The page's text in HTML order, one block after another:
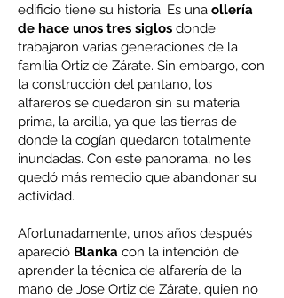
edificio tiene su historia. Es una ollería
de hace unos tres siglos donde
trabajaron varias generaciones de la
familia Ortiz de Zárate. Sin embargo, con
la construcción del pantano, los
alfareros se quedaron sin su materia
prima, la arcilla, ya que las tierras de
donde la cogían quedaron totalmente
inundadas. Con este panorama, no les
quedó más remedio que abandonar su
actividad.
Afortunadamente, unos años después
apareció Blanka con la intención de
aprender la técnica de alfarería de la
mano de Jose Ortiz de Zárate, quien no